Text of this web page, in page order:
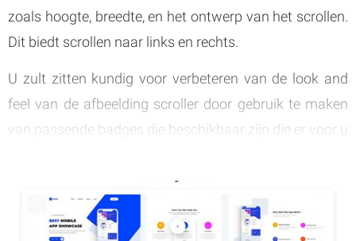
zoals hoogte, breedte, en het ontwerp van het scrollen.
Dit biedt scrollen naar links en rechts.
U zult zitten kundig voor verbeteren van de look and
feel van de afbeelding scroller door gebruik te maken
van passende badges die beschikbaar zijn die er voor u
aan de afbeeldingen met behulp van deze plugin, zodat
u ze niet handmatig hoeft toe te voegen.